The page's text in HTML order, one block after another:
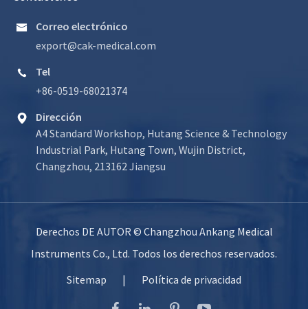

Correo electrónico
export@cak-medical.com

Tel
+86-0519-68021374

Dirección
A4 Standard Workshop, Hutang Science & Technology
Industrial Park, Hutang Town, Wujin District,
Changzhou, 213162 Jiangsu
Derechos DE AUTOR © Changzhou Ankang Medical
Instruments Co., Ltd. Todos los derechos reservados.
Sitemap
| Política de privacidad